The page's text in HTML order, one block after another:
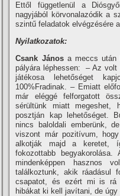
Ettől függetlenül a
nagyjából körvonalazódik a
szintű feladatok elvégzésére
Nyilatkozatok:
Csank Jánosa meccs után
pályára léphessen: – Az volt
játékosa lehetőséget
100%Fradinak. – Emiatt
már eléggé felforgatott
sérültünk miatt megeshet,
posztján kap lehetőséget.
nincs baloldali emberünk,
viszont már pozití­vum,
alkotják majd a keretet,
fokozottabb
mindenképpen hasznos
találkoztunk, akik ráadásul
csapatot, és ezért mi is rá
hibákat ki kell javí­tani, de